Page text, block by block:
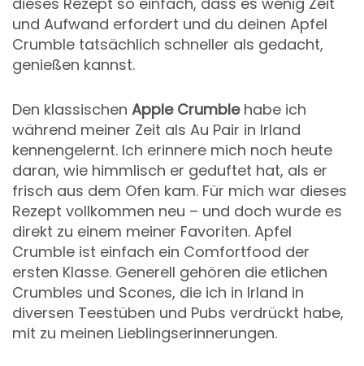
und Aufwand erfordert und du deinen Apfel
Crumble tatsächlich schneller als gedacht,
genießen kannst.
Den klassischen Apple Crumblehabe ich
während meiner Zeit als Au Pair in Irland
kennengelernt. Ich erinnere mich noch heute
daran, wie himmlisch er geduftet hat, als er
frisch aus dem Ofen kam. Für mich war dieses
Rezept vollkommen neu – und doch wurde es
direkt zu einem meiner Favoriten. Apfel
Crumble ist einfach ein Comfortfood der
ersten Klasse. Generell gehören die etlichen
Crumbles und Scones, die ich in Irland in
diversen Teestüben und Pubs verdrückt habe,
mit zu meinen Lieblingserinnerungen.